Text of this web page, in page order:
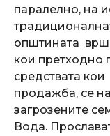
паралелно, на
општината
кои претходно
средствата
продажба, се
загрозените
Вода.